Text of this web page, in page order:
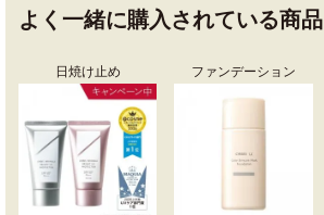
よく一緒に購入されている商品
日焼け止め ファンデーション